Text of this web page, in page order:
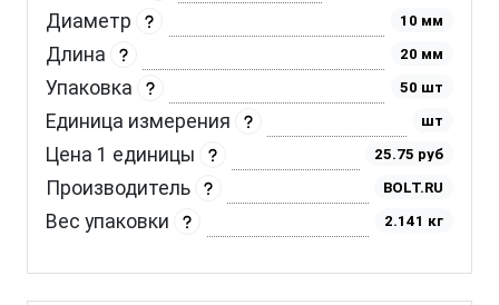
Диаметр 10 мм
Длина 20 мм
Упаковка 50 шт
Единица измерения шт
Цена 1 единицы 25.75 руб
Производитель BOLT.RU
Вес упаковки 2.141 кг